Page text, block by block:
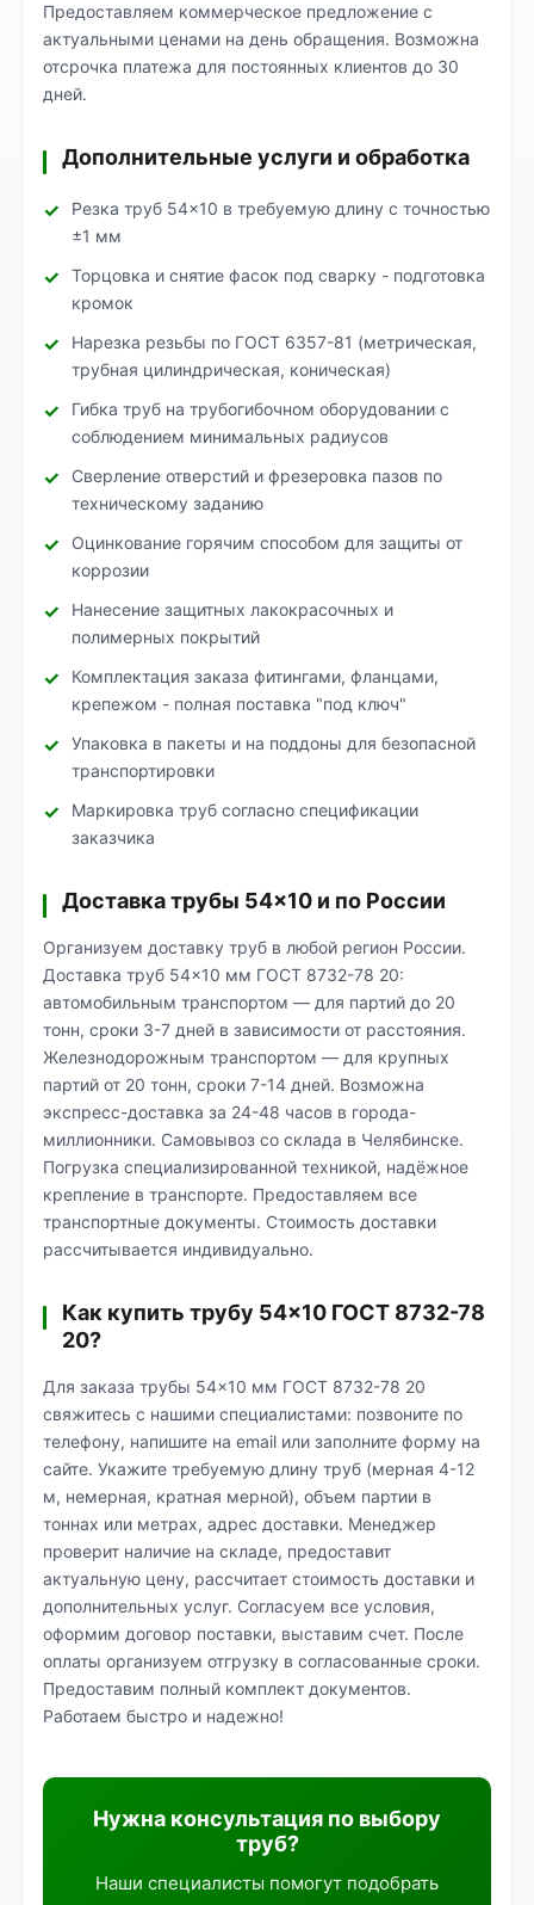
Предоставляем коммерческое предложение с
актуальными ценами на день обращения. Возможна
отсрочка платежа для постоянных клиентов до 30
дней.
Дополнительные услуги и обработка
Резка труб 54×10 в требуемую длину с точностью
±1 мм
Торцовка и снятие фасок под сварку - подготовка
кромок
Нарезка резьбы по ГОСТ 6357-81 (метрическая,
трубная цилиндрическая, коническая)
Гибка труб на трубогибочном оборудовании с
соблюдением минимальных радиусов
Сверление отверстий и фрезеровка пазов по
техническому заданию
Оцинкование горячим способом для защиты от
коррозии
Нанесение защитных лакокрасочных и
полимерных покрытий
Комплектация заказа фитингами, фланцами,
крепежом - полная поставка "под ключ"
Упаковка в пакеты и на поддоны для безопасной
транспортировки
Маркировка труб согласно спецификации
заказчика
Доставка трубы 54×10 и по России
Организуем доставку труб в любой регион России.
Доставка труб 54×10 мм ГОСТ 8732-78 20:
автомобильным транспортом — для партий до 20
тонн, сроки 3-7 дней в зависимости от расстояния.
Железнодорожным транспортом — для крупных
партий от 20 тонн, сроки 7-14 дней. Возможна
экспресс-доставка за 24-48 часов в города-
миллионники. Самовывоз со склада в Челябинске.
Погрузка специализированной техникой, надёжное
крепление в транспорте. Предоставляем все
транспортные документы. Стоимость доставки
рассчитывается индивидуально.
Как купить трубу 54×10 ГОСТ 8732-78
20?
Для заказа трубы 54×10 мм ГОСТ 8732-78 20
свяжитесь с нашими специалистами: позвоните по
телефону, напишите на email или заполните форму на
сайте. Укажите требуемую длину труб (мерная 4-12
м, немерная, кратная мерной), объем партии в
тоннах или метрах, адрес доставки. Менеджер
проверит наличие на складе, предоставит
актуальную цену, рассчитает стоимость доставки и
дополнительных услуг. Согласуем все условия,
оформим договор поставки, выставим счет. После
оплаты организуем отгрузку в согласованные сроки.
Предоставим полный комплект документов.
Работаем быстро и надежно!
Нужна консультация по выбору
труб?
Наши специалисты помогут подобрать